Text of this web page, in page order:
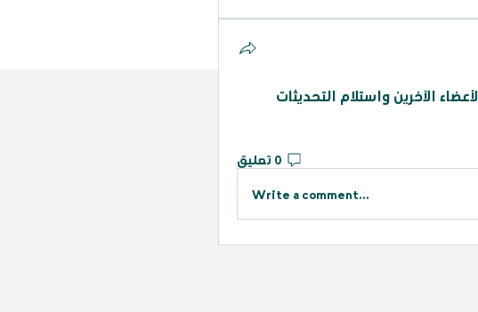
0 تعليق
Write a comment...